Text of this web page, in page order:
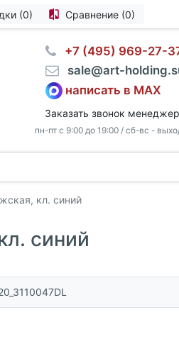
(0) Сравнение (0)
⠀+7 (495) 969-27-
⠀sale@art-
написать в MAX
Заказать звонок
пн-пт с 9:00 до 19:00 / сб-вс -
кл. синий
синий